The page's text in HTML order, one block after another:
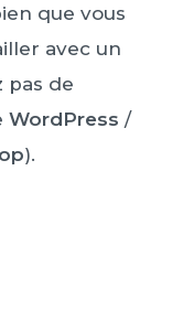
que vous
avec un
pas de
WordPress /
).